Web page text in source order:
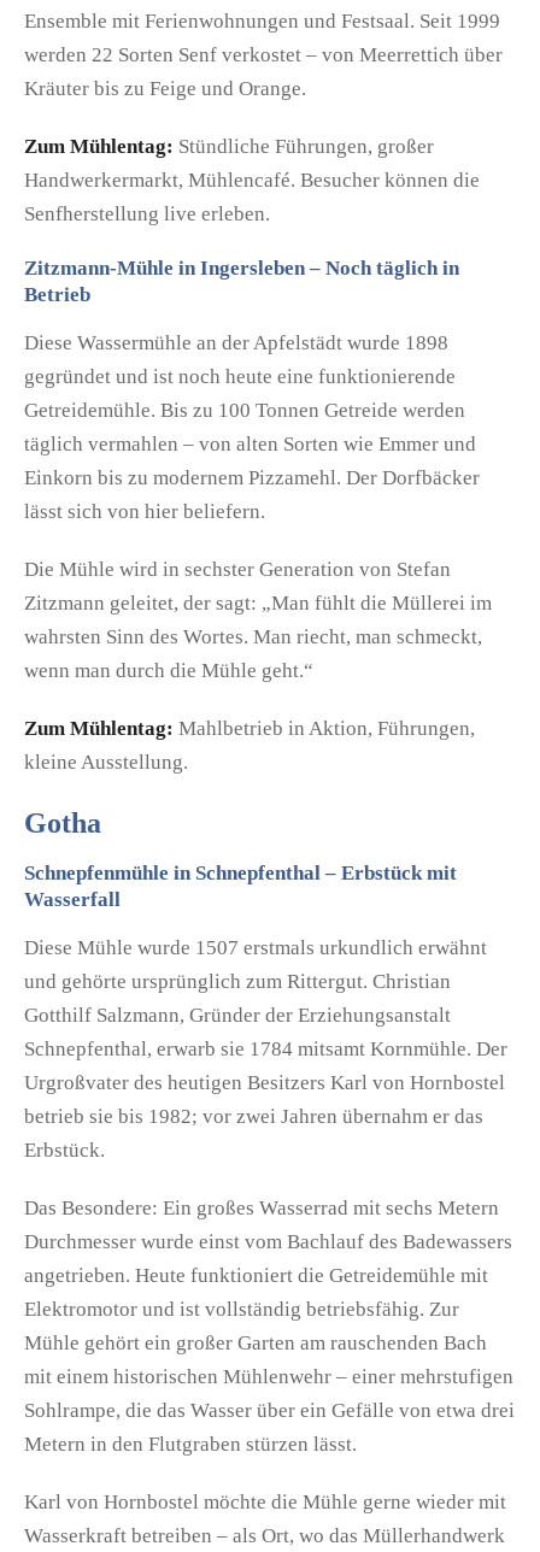
Ensemble mit Ferienwohnungen und Festsaal. Seit 1999
werden 22 Sorten Senf verkostet – von Meerrettich über
Kräuter bis zu Feige und Orange.
Zum Mühlentag: Stündliche Führungen, großer
Handwerkermarkt, Mühlencafé. Besucher können die
Senfherstellung live erleben.
Zitzmann-Mühle in Ingersleben – Noch täglich in
Betrieb
Diese Wassermühle an der Apfelstädt wurde 1898
gegründet und ist noch heute eine funktionierende
Getreidemühle. Bis zu 100 Tonnen Getreide werden
täglich vermahlen – von alten Sorten wie Emmer und
Einkorn bis zu modernem Pizzamehl. Der Dorfbäcker
lässt sich von hier beliefern.
Die Mühle wird in sechster Generation von Stefan
Zitzmann geleitet, der sagt: „Man fühlt die Müllerei im
wahrsten Sinn des Wortes. Man riecht, man schmeckt,
wenn man durch die Mühle geht.“
Zum Mühlentag: Mahlbetrieb in Aktion, Führungen,
kleine Ausstellung.
Gotha
Schnepfenmühle in Schnepfenthal – Erbstück mit
Wasserfall
Diese Mühle wurde 1507 erstmals urkundlich erwähnt
und gehörte ursprünglich zum Rittergut. Christian
Gotthilf Salzmann, Gründer der Erziehungsanstalt
Schnepfenthal, erwarb sie 1784 mitsamt Kornmühle. Der
Urgroßvater des heutigen Besitzers Karl von Hornbostel
betrieb sie bis 1982; vor zwei Jahren übernahm er das
Erbstück.
Das Besondere: Ein großes Wasserrad mit sechs Metern
Durchmesser wurde einst vom Bachlauf des Badewassers
angetrieben. Heute funktioniert die Getreidemühle mit
Elektromotor und ist vollständig betriebsfähig. Zur
Mühle gehört ein großer Garten am rauschenden Bach
mit einem historischen Mühlenwehr – einer mehrstufigen
Sohlrampe, die das Wasser über ein Gefälle von etwa drei
Metern in den Flutgraben stürzen lässt.
Karl von Hornbostel möchte die Mühle gerne wieder mit
Wasserkraft betreiben – als Ort, wo das Müllerhandwerk